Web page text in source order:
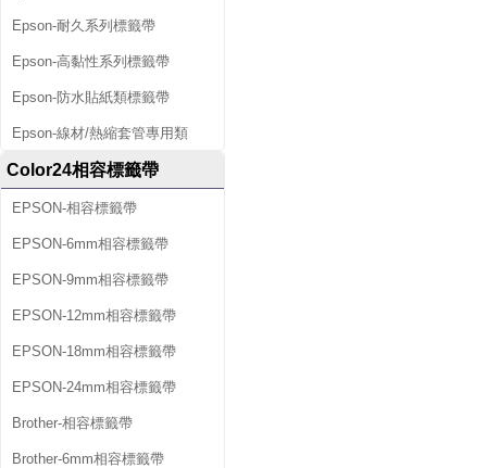
Epson-耐久系列標籤帶
Epson-高黏性系列標籤帶
Epson-防水貼紙類標籤帶
Epson-線材/熱縮套管專用類
Color24相容標籤帶
EPSON-相容標籤帶
EPSON-6mm相容標籤帶
EPSON-9mm相容標籤帶
EPSON-12mm相容標籤帶
EPSON-18mm相容標籤帶
EPSON-24mm相容標籤帶
Brother-相容標籤帶
Brother-6mm相容標籤帶